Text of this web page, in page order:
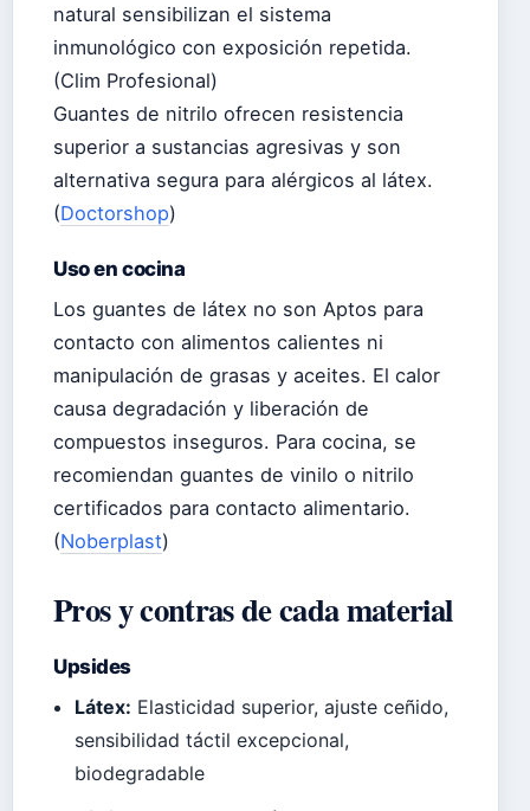
natural sensibilizan el sistema
inmunológico con exposición repetida.
(Clim Profesional)
Guantes de nitrilo ofrecen resistencia
superior a sustancias agresivas y son
alternativa segura para alérgicos al látex.
(Doctorshop)
Uso en cocina
Los guantes de látex no son Aptos para
contacto con alimentos calientes ni
manipulación de grasas y aceites. El calor
causa degradación y liberación de
compuestos inseguros. Para cocina, se
recomiendan guantes de vinilo o nitrilo
certificados para contacto alimentario.
(Noberplast)
Pros y contras de cada material
Upsides
Látex: Elasticidad superior, ajuste ceñido,
sensibilidad táctil excepcional,
biodegradable